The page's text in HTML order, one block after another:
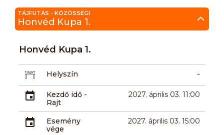
TÁJFUTÁS - KÖZÖSSÉGI
Honvéd Kupa 1.
Honvéd Kupa 1.
Helyszín -
Kezdő idő -
Rajt
2027. április 03. 11:00
Esemény
vége
2027. április 03. 15:00